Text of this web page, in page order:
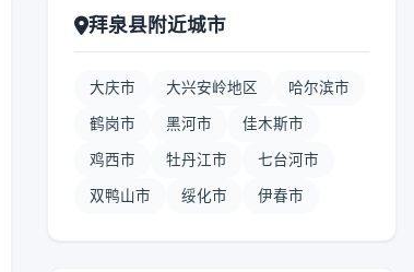
拜泉县附近城市
大庆市 大兴安岭地区 哈尔滨市
鹤岗市 黑河市 佳木斯市
鸡西市 牡丹江市 七台河市
双鸭山市 绥化市 伊春市